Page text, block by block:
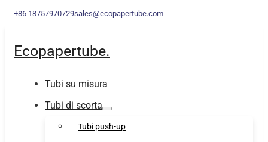
+86 18757970729sales@ecopapertube.com
Ecopapertube.
Tubi su misura
Tubi di scorta
Tubi push-up